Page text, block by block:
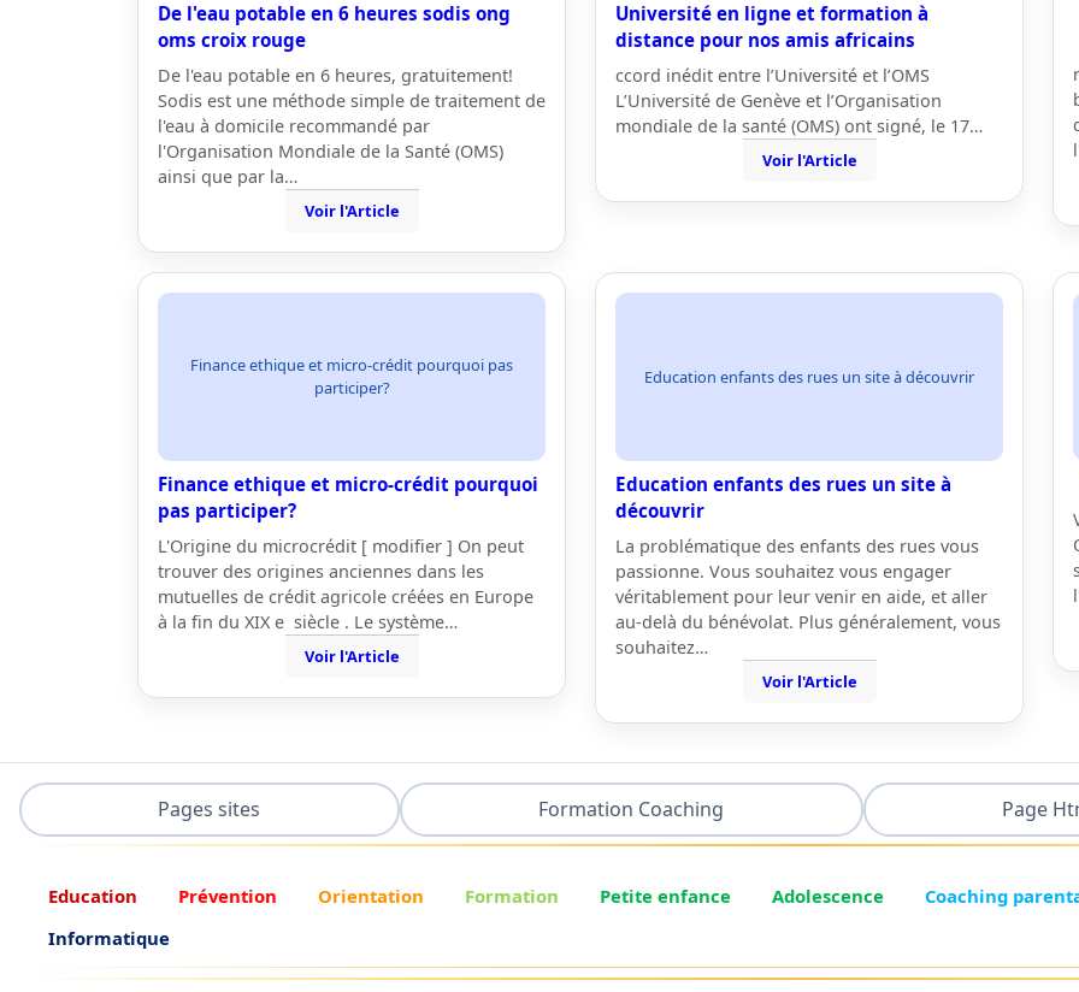
De l'eau potable en 6 heures sodis ong
oms croix rouge
De l'eau potable en 6 heures, gratuitement!
Sodis est une méthode simple de traitement de
l'eau à domicile recommandé par
l'Organisation Mondiale de la Santé (OMS)
ainsi que par la…
Voir l'Article
Université en ligne et formation à
distance pour nos amis africains
ccord inédit entre l’Université et l’OMS
L’Université de Genève et l’Organisation
mondiale de la santé (OMS) ont signé, le 17…
Voir l'Article
Finance ethique et micro-crédit pourquoi pas
participer?
Finance ethique et micro-crédit pourquoi
pas participer?
L'Origine du microcrédit [ modifier ] On peut
trouver des origines anciennes dans les
mutuelles de crédit agricole créées en Europe
à la fin du XIX e siècle . Le système…
Voir l'Article
Education enfants des rues un site à découvrir
Education enfants des rues un site à
découvrir
La problématique des enfants des rues vous
passionne. Vous souhaitez vous engager
véritablement pour leur venir en aide, et aller
au-delà du bénévolat. Plus généralement, vous
souhaitez…
Voir l'Article
Pages sites Formation Coaching Page
Education Prévention Orientation Formation Petite enfance Adolescence Coaching
Informatique